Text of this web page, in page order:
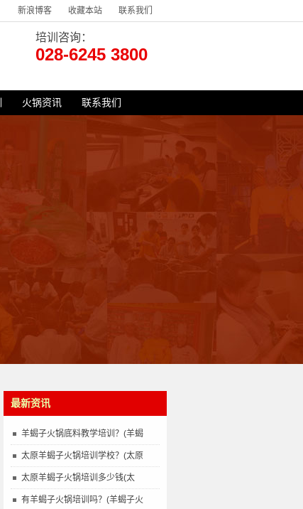
新浪博客 收藏本站 联系我们
培训咨询：
028-6245 3800
火锅资讯 联系我们
最新资讯
羊蝎子火锅底料教学培训？(羊蝎
太原羊蝎子火锅培训学校？(太原
太原羊蝎子火锅培训多少钱(太
有羊蝎子火锅培训吗？(羊蝎子火